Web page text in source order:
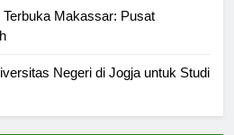
Makassar: Pusat
Negeri di Jogja untuk Studi